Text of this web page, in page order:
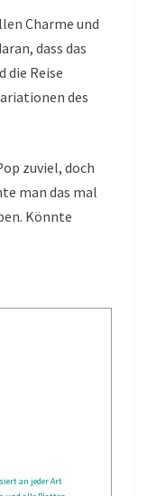
Charme und
dass das
die Reise
des
zuviel, doch
man das mal
Könnte
an jeder Art